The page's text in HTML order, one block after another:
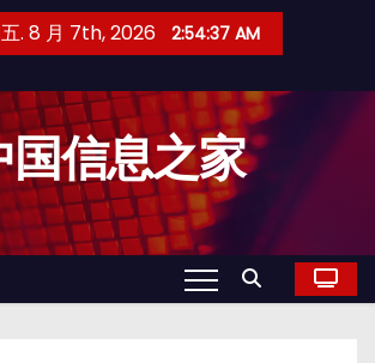
. 8 月 7th, 2026 2:54:37 AM
国信息之家